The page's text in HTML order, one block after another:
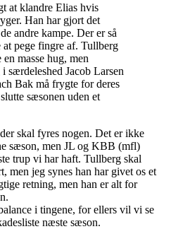
at klandre Elias hvis
Han har gjort det
andre kampe. Der er så
at pege fingre af. Tullberg
en masse hug, men
særdeleshed Jacob Larsen
Bak må frygte for deres
sæsonen uden et
skal fyres nogen. Det er ikke
sæson, men JL og KBB (mfl)
trup vi har haft. Tullberg skal
men jeg synes han har givet os et
retning, men han er alt for
i tingene, for ellers vil vi se
næste sæson.